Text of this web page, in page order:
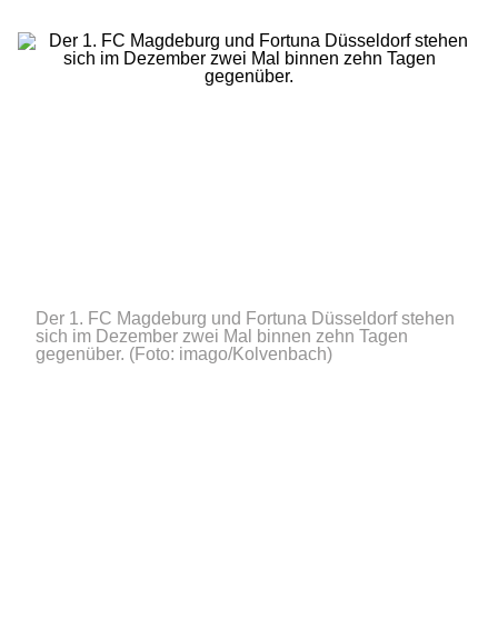
Der 1. FC Magdeburg und Fortuna Düsseldorf stehen
sich im Dezember zwei Mal binnen zehn Tagen
gegenüber. (Foto: imago/Kolvenbach)